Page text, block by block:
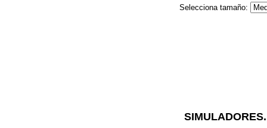
Selecciona tamaño: